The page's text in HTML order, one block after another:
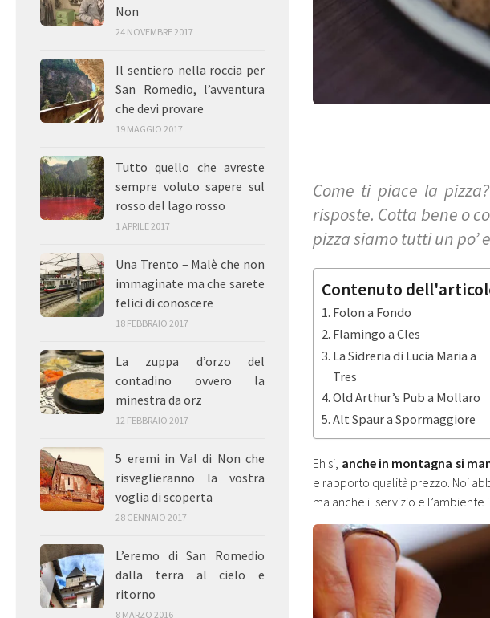
Come ti piace la
risposte. Cotta bene o
pizza siamo tutti un po’
Contenuto
Folon a Fondo
Flamingo a Cles
La Sidreria di Lucia Maria a
Tres
Old Arthur’s Pub a Mollaro
Alt Spaur a Spormaggiore
Eh si, anche in montagna si
e rapporto qualità prezzo. Noi
ma anche il servizio e l’ambiente
Non
24 NOVEMBRE 2017
Il sentiero nella roccia per
San Romedio, l’avventura
che devi provare
19 MAGGIO 2017
Tutto quello che avreste
sempre voluto sapere sul
rosso del lago rosso
1 APRILE 2017
Una Trento – Malè che non
immaginate ma che sarete
felici di conoscere
18 FEBBRAIO 2017
La zuppa d’orzo del
contadino ovvero la
minestra da orz
12 FEBBRAIO 2017
5 eremi in Val di Non che
risveglieranno la vostra
voglia di scoperta
28 GENNAIO 2017
L’eremo di San Romedio
dalla terra al cielo e
ritorno
8 MARZO 2016